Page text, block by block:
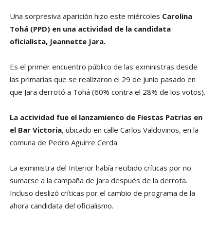
Una sorpresiva aparición hizo este miércoles Carolina
Tohá (PPD) en una actividad de la candidata
oficialista, Jeannette Jara.
Es el primer encuentro público de las exministras desde
las primarias que se realizaron el 29 de junio pasado en
que Jara derrotó a Tohá (60% contra el 28% de los votos).
La actividad fue el lanzamiento de Fiestas Patrias en
el Bar Victoria, ubicado en calle Carlos Valdovinos, en la
comuna de Pedro Aguirre Cerda.
La exministra del Interior había recibido críticas por no
sumarse a la campaña de Jara después de la derrota.
Incluso deslizó críticas por el cambio de programa de la
ahora candidata del oficialismo.